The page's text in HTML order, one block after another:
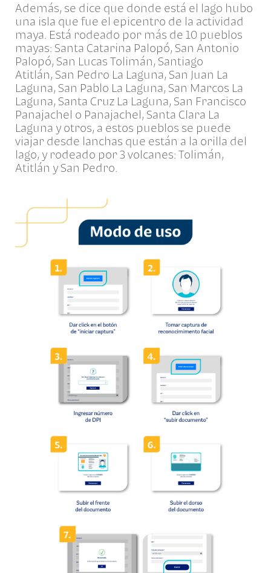
Además, se dice que donde está el lago hubo
una isla que fue el epicentro de la actividad
maya. Está rodeado por más de 10 pueblos
mayas: Santa Catarina Palopó, San Antonio
Palopó, San Lucas Tolimán, Santiago
Atitlán, San Pedro La Laguna, San Juan La
Laguna, San Pablo La Laguna, San Marcos La
Laguna, Santa Cruz La Laguna, San Francisco
Panajachel o Panajachel, Santa Clara La
Laguna y otros, a estos pueblos se puede
viajar desde lanchas que están a la orilla del
lago, y rodeado por 3 volcanes: Tolimán,
Atitlán y San Pedro.